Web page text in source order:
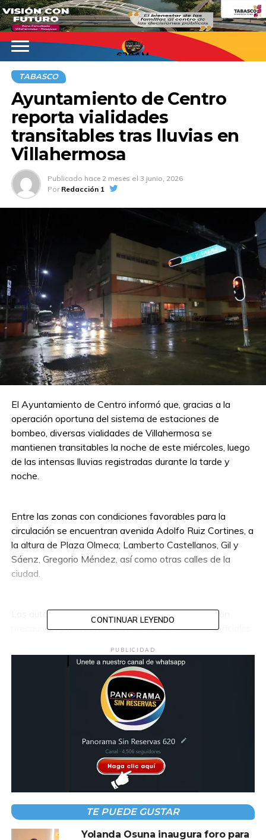
620AM
TABASCO
Ayuntamiento de Centro
reporta vialidades
transitables tras lluvias en
Villahermosa
Publicado hace 2 meses el 3 junio, 2026
Por Redacción 1
El Ayuntamiento de Centro informó que, gracias a la
operación oportuna del sistema de estaciones de
bombeo, diversas vialidades de Villahermosa se
mantienen transitables la noche de este miércoles, luego
de las intensas lluvias registradas durante la tarde y
noche.
Entre las zonas con condiciones favorables para la
circulación se encuentran avenida Adolfo Ruiz Cortines, a
la altura de Plaza Olmeca; Lamberto Castellanos, Gil y
Sáenz, Gregorio Méndez, así como otras calles de la
ciudad.
Las autoridades reiteraron el llamado a conducir con
precaución y mantenerse atentos a los reportes oficiales.
CONTINUAR LEYENDO
PUBLICIDAD
TE PUEDE GUSTAR
Yolanda Osuna inaugura foro para